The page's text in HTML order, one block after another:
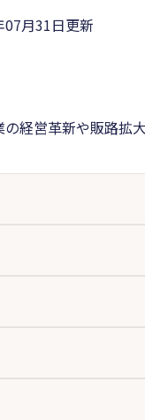
07月31日更新
の経営革新や販路拡